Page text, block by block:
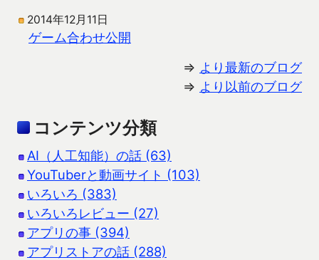
2014年12月11日
ゲーム合わせ公開
⇒ より最新のブログ
⇒ より以前のブログ
コンテンツ分類
AI（人工知能）の話 (63)
YouTuberと動画サイト (103)
いろいろ (383)
いろいろレビュー (27)
アプリの事 (394)
アプリストアの話 (288)